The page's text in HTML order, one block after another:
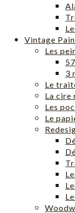
Vintage
Les
3
Le
La cire
Les
Le